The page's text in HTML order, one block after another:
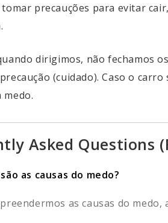
precauções para evitar
dirigimos, não fechamos
(cuidado). Caso o
medo.
Asked Questions
as causas do medo?
as causas do